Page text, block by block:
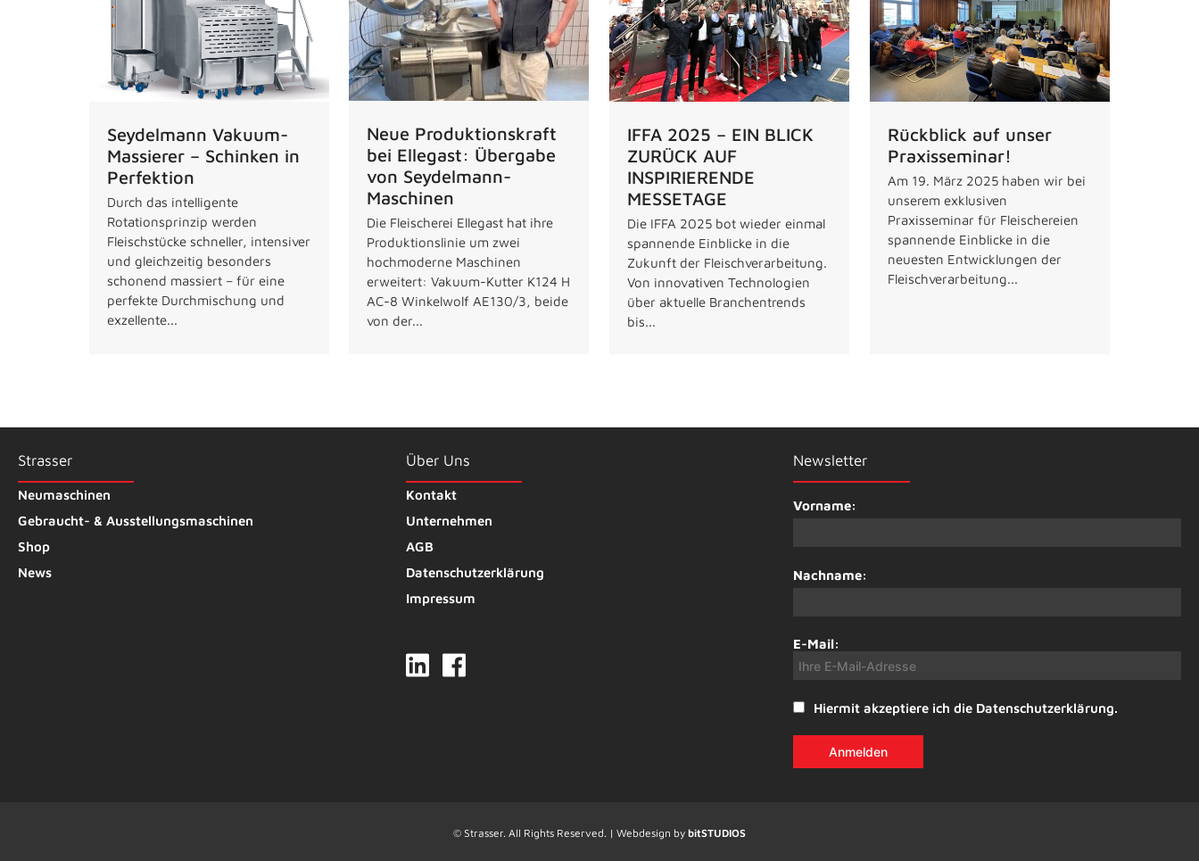
Seydelmann Vakuum-
Massierer – Schinken in
Perfektion
Durch das intelligente
Rotationsprinzip werden
Fleischstücke schneller, intensiver
und gleichzeitig besonders
schonend massiert – für eine
perfekte Durchmischung und
exzellente...
Neue Produktionskraft
bei Ellegast: Übergabe
von Seydelmann-
Maschinen
Die Fleischerei Ellegast hat ihre
Produktionslinie um zwei
hochmoderne Maschinen
erweitert: Vakuum-Kutter K124 H
AC-8 Winkelwolf AE130/3, beide
von der...
IFFA 2025 – EIN BLICK
ZURÜCK AUF
INSPIRIERENDE
MESSETAGE
Die IFFA 2025 bot wieder einmal
spannende Einblicke in die
Zukunft der Fleischverarbeitung.
Von innovativen Technologien
über aktuelle Branchentrends
bis...
Rückblick auf unser
Praxisseminar!
Am 19. März 2025 haben wir bei
unserem exklusiven
Praxisseminar für Fleischereien
spannende Einblicke in die
neuesten Entwicklungen der
Fleischverarbeitung...
Strasser
Neumaschinen
Gebraucht- & Ausstellungsmaschinen
Shop
News
Über Uns
Kontakt
Unternehmen
AGB
Datenschutzerklärung
Impressum
Newsletter
Vorname:
Nachname:
E-Mail:
Hiermit akzeptiere ich die Datenschutzerklärung.
© Strasser. All Rights Reserved. | Webdesign by bitSTUDIOS